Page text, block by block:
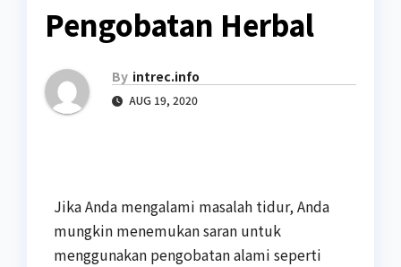
Pengobatan Herbal
By intrec.info
AUG 19, 2020
Jika Anda mengalami masalah tidur, Anda
mungkin menemukan saran untuk
menggunakan pengobatan alami seperti